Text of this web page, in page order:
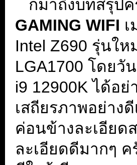
ก็มาถึงบทสรุป
GAMING WIFI
Intel Z690 รุ่นใ
LGA1700 โดย
i9 12900K ได้อ
เสถียรภาพอย่าง
ค่อนข้างละเอียด
ละเอียดดีมากๆ